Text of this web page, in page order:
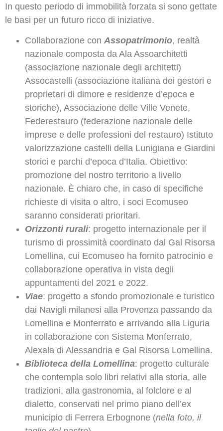
In questo periodo di immobilità forzata si sono gettate
le basi per un futuro ricco di iniziative.
Collaborazione con Assopatrimonio, realtà
nazionale composta da Ala Assoarchitetti
(associazione nazionale degli architetti)
Assocastelli (associazione italiana dei gestori e
proprietari di dimore e residenze d’epoca e
storiche), Associazione delle Ville Venete,
Federestauro (federazione nazionale delle
imprese e delle professioni del restauro) Istituto
valorizzazione castelli della Lunigiana e Giardini
storici e parchi d’epoca d’Italia. Obiettivo:
promozione del nostro territorio a livello
nazionale. È chiaro che, in caso di specifiche
richieste di visita o altro, i soci Ecomuseo
saranno considerati prioritari.
Orizzonti rurali: progetto internazionale per il
turismo di prossimità coordinato dal Gal Risorsa
Lomellina, cui Ecomuseo ha fornito patrocinio e
collaborazione operativa in vista degli
appuntamenti del 2021 e 2022.
Viae: progetto a sfondo promozionale e turistico
dai Navigli milanesi alla Provenza passando da
Lomellina e Monferrato e arrivando alla Liguria
in collaborazione con Sistema Monferrato,
Alexala di Alessandria e Gal Risorsa Lomellina.
Biblioteca della Lomellina: progetto culturale
che contempla solo libri relativi alla storia, alle
tradizioni, alla gastronomia, al folclore e al
dialetto, conservati nel primo piano dell’ex
municipio di Ferrera Erbognone (nella foto, il